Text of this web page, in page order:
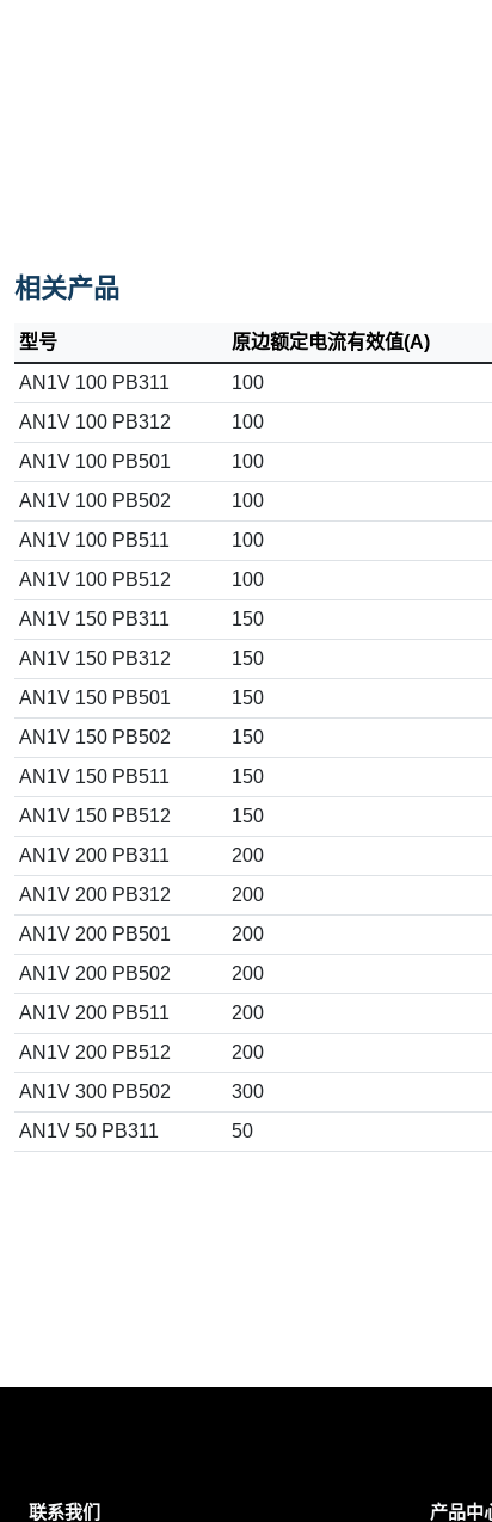
相关产品
型号 原边额定电流有效值(A)
AN1V 100 PB311
100
AN1V 100 PB312
100
AN1V 100 PB501
100
AN1V 100 PB502
100
AN1V 100 PB511
100
AN1V 100 PB512
100
AN1V 150 PB311
150
AN1V 150 PB312
150
AN1V 150 PB501
150
AN1V 150 PB502
150
AN1V 150 PB511
150
AN1V 150 PB512
150
AN1V 200 PB311
200
AN1V 200 PB312
200
AN1V 200 PB501
200
AN1V 200 PB502
200
AN1V 200 PB511
200
AN1V 200 PB512
200
AN1V 300 PB502
300
AN1V 50 PB311
50
联系我们 产品中